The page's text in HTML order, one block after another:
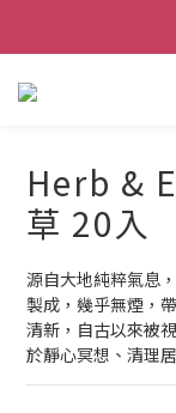
Herb &
草 20入
源自大地純粹氣息
製成，幾乎無煙，
清新，自古以來被
於靜心冥想、清理